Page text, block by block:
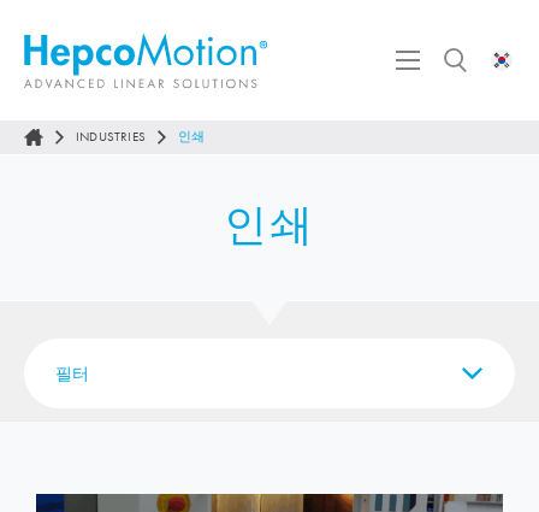
INDUSTRIES 인쇄
인쇄
필터